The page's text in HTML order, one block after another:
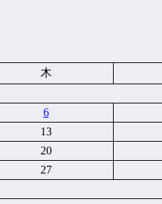
木
6
13
20
27